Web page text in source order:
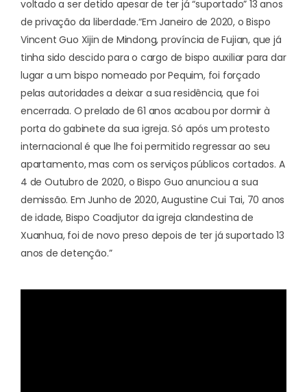
voltado a ser detido apesar de ter já “suportado” 13 anos
de privação da liberdade.“Em Janeiro de 2020, o Bispo
Vincent Guo Xijin de Mindong, província de Fujian, que já
tinha sido descido para o cargo de bispo auxiliar para dar
lugar a um bispo nomeado por Pequim, foi forçado
pelas autoridades a deixar a sua residência, que foi
encerrada. O prelado de 61 anos acabou por dormir à
porta do gabinete da sua igreja. Só após um protesto
internacional é que lhe foi permitido regressar ao seu
apartamento, mas com os serviços públicos cortados. A
4 de Outubro de 2020, o Bispo Guo anunciou a sua
demissão. Em Junho de 2020, Augustine Cui Tai, 70 anos
de idade, Bispo Coadjutor da igreja clandestina de
Xuanhua, foi de novo preso depois de ter já suportado 13
anos de detenção.”